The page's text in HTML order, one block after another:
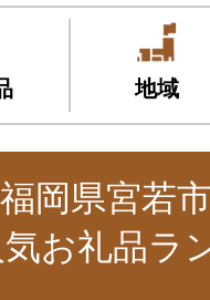
地域
岡県宮若
お礼品ラ